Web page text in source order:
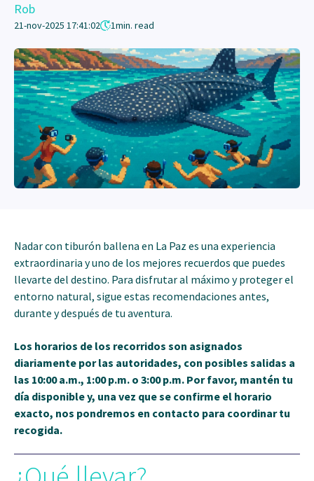
Rob
21-nov-2025 17:41:02 1min. read
Nadar con tiburón ballena en La Paz es una experiencia
extraordinaria y uno de los mejores recuerdos que puedes
llevarte del destino. Para disfrutar al máximo y proteger el
entorno natural, sigue estas recomendaciones antes,
durante y después de tu aventura.
Los horarios de los recorridos son asignados
diariamente por las autoridades, con posibles salidas a
las 10:00 a.m., 1:00 p.m. o 3:00 p.m. Por favor, mantén tu
día disponible y, una vez que se confirme el horario
exacto, nos pondremos en contacto para coordinar tu
recogida.